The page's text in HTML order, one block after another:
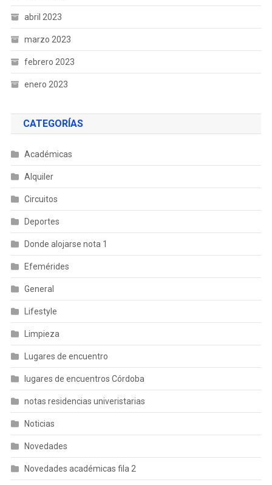
abril 2023
marzo 2023
febrero 2023
enero 2023
CATEGORÍAS
Académicas
Alquiler
Circuitos
Deportes
Donde alojarse nota 1
Efemérides
General
Lifestyle
Limpieza
Lugares de encuentro
lugares de encuentros Córdoba
notas residencias univeristarias
Noticias
Novedades
Novedades académicas fila 2